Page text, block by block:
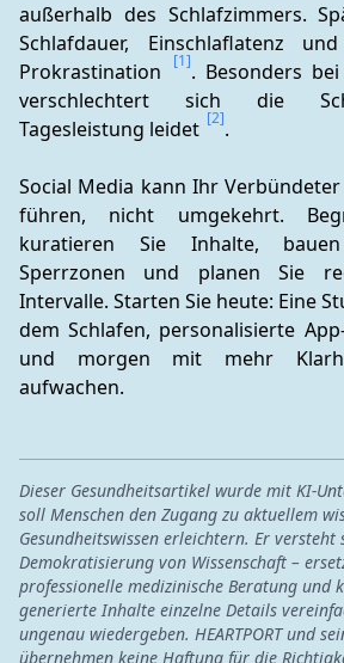
außerhalb des Schlafzimmers.
Schlafdauer, Einschlaflatenz
Prokrastination
[1]. Besonders
verschlechtert sich die
Tagesleistung leidet [2].
Social Media kann Ihr
führen, nicht umgekehrt.
kuratieren Sie Inhalte,
Sperrzonen und planen Sie
Intervalle. Starten Sie heute: Eine
dem Schlafen, personalisierte
und morgen mit mehr
aufwachen.
Dieser Gesundheitsartikel wurde mit KI-
soll Menschen den Zugang zu aktuellem
Gesundheitswissen erleichtern. Er
Demokratisierung von Wissenschaft –
professionelle medizinische Beratung und
generierte Inhalte einzelne Details
ungenau wiedergeben. HEARTPORT und
übernehmen keine Haftung für die